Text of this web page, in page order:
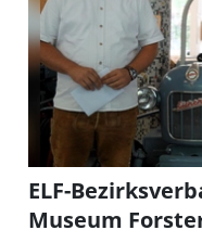
ELF-
Museum